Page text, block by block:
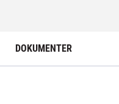
DOKUMENTER